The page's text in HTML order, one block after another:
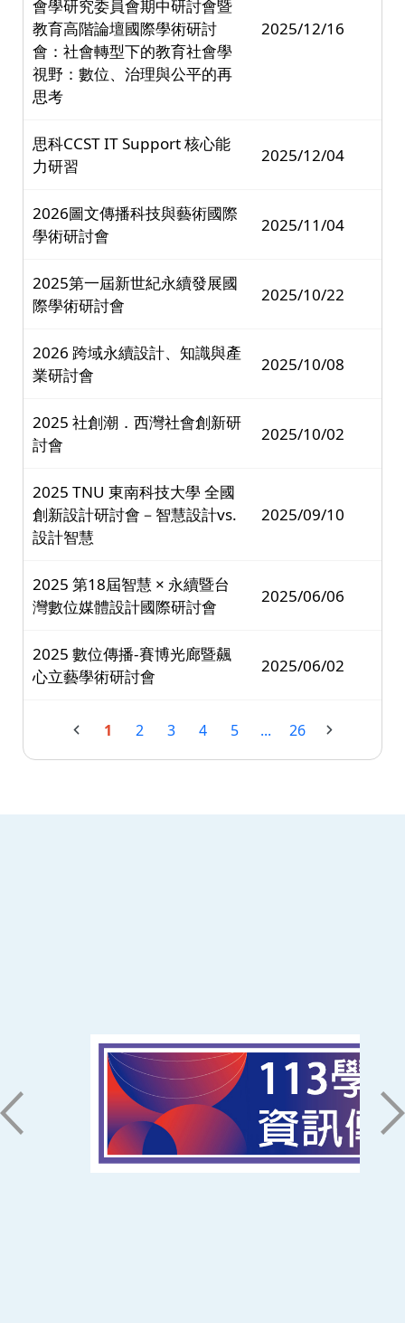
會學研究委員會期中研討會暨
教育高階論壇國際學術研討
會：社會轉型下的教育社會學
視野：數位、治理與公平的再
思考
2025/12/16
思科CCST IT Support 核心能
力研習
2025/12/04
2026圖文傳播科技與藝術國際
學術研討會
2025/11/04
2025第一屆新世紀永續發展國
際學術研討會
2025/10/22
2026 跨域永續設計、知識與產
業研討會
2025/10/08
2025 社創潮．西灣社會創新研
討會
2025/10/02
2025 TNU 東南科技大學 全國
創新設計研討會－智慧設計vs.
設計智慧
2025/09/10
2025 第18屆智慧 × 永續暨台
灣數位媒體設計國際研討會
2025/06/06
2025 數位傳播-賽博光廊暨飆
心立藝學術研討會
2025/06/02
1 2 3 4 5 ... 26
71005 台南市永康區南台街一號
06-2533131 ext. 7101
ic@stust.edu.tw
辦公時間